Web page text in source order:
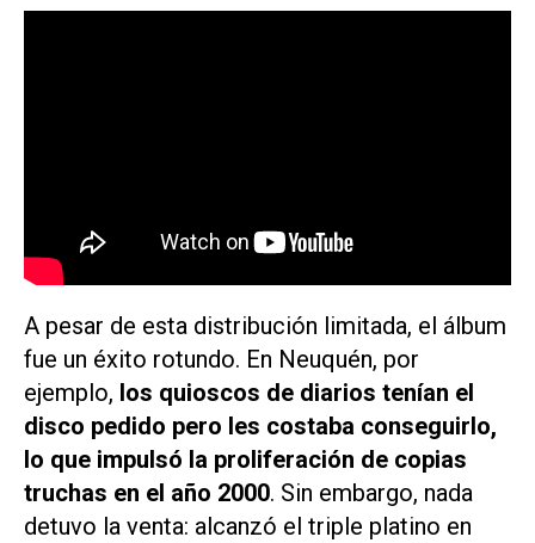
A pesar de esta distribución limitada, el álbum
fue un éxito rotundo. En Neuquén, por
ejemplo, los quioscos de diarios tenían el
disco pedido pero les costaba conseguirlo,
lo que impulsó la proliferación de copias
truchas en el año 2000. Sin embargo, nada
detuvo la venta: alcanzó el triple platino en